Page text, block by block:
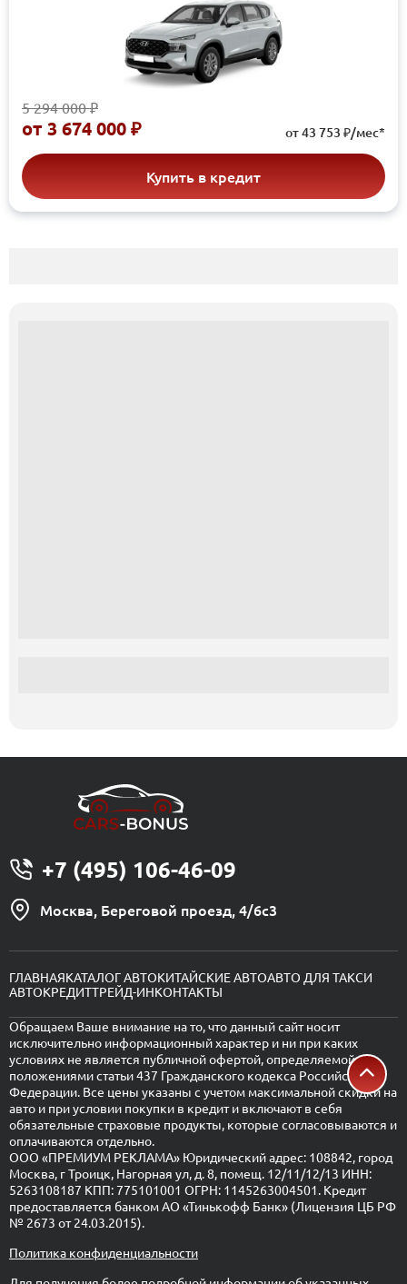
5 294 000 ₽
от3 674 000 ₽ от 43 753 ₽/мес*
Купить в кредит
+7 (495) 106-46-09
Москва, Береговой проезд, 4/6с3
ГЛАВНАЯКАТАЛОГ АВТОКИТАЙСКИЕ АВТОАВТО ДЛЯ ТАКСИ
АВТОКРЕДИТТРЕЙД-ИНКОНТАКТЫ
Обращаем Ваше внимание на то, что данный сайт носит
исключительно информационный характер и ни при каких
условиях не является публичной офертой, определяемой
положениями статьи 437 Гражданского кодекса Российской
Федерации. Все цены указаны с учетом максимальной скидки на
авто и при условии покупки в кредит и включают в себя
обязательные страховые продукты, которые согласовываются и
оплачиваются отдельно.
ООО «ПРЕМИУМ РЕКЛАМА» Юридический адрес: 108842, город
Москва, г Троицк, Нагорная ул, д. 8, помещ. 12/11/12/13 ИНН:
5263108187 КПП: 775101001 ОГРН: 1145263004501. Кредит
предоставляется банком АО «Тинькофф Банк» (Лицензия ЦБ РФ
№ 2673 от 24.03.2015).
Политика конфиденциальности